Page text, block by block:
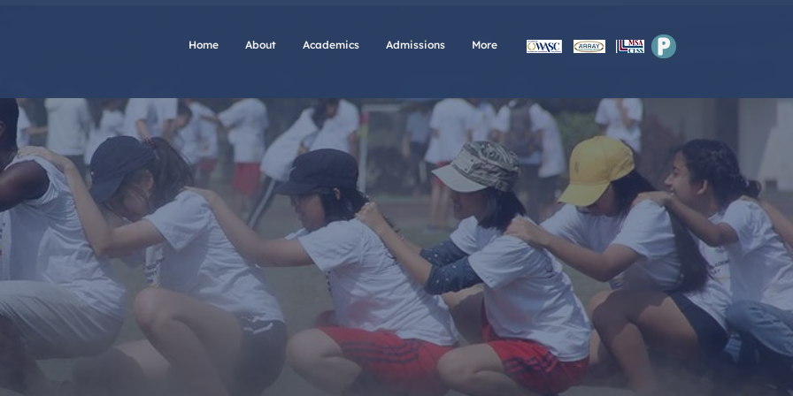
Home About Academics Admissions More